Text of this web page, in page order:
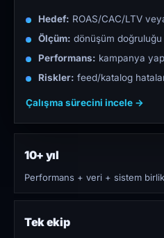
Hedef: ROAS/CAC/LTV
Ölçüm: dönüşüm
Performans: kampanya
Riskler: feed/katalog
Çalışma sürecini incele →
10+ yıl
Performans + veri + sistem
Tek ekip